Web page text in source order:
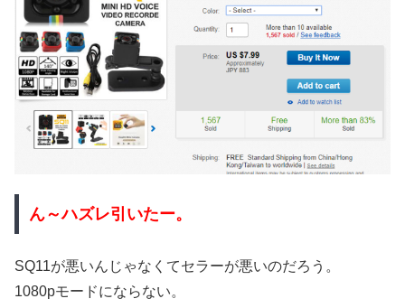
ん～ハズレ引いたー。
SQ11が悪いんじゃなくてセラーが悪いのだろう。
1080pモードにならない。